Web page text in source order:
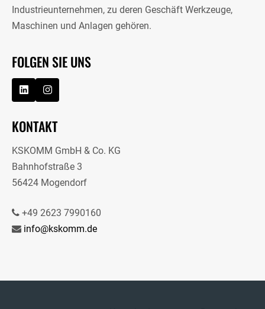
Industrieunternehmen, zu deren Geschäft Werkzeuge,
Maschinen und Anlagen gehören.
FOLGEN SIE UNS
KONTAKT
KSKOMM GmbH & Co. KG
Bahnhofstraße 3
56424 Mogendorf
+49 2623 7990160
info@kskomm.de